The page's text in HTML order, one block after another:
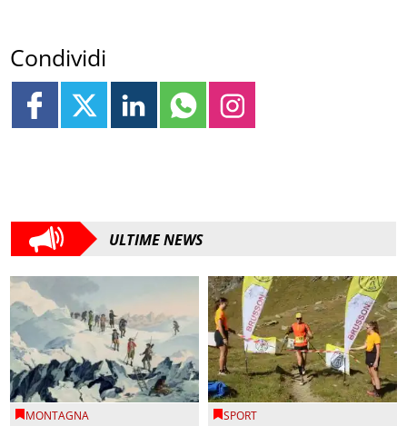
Condividi
ULTIME NEWS
MONTAGNA SPORT